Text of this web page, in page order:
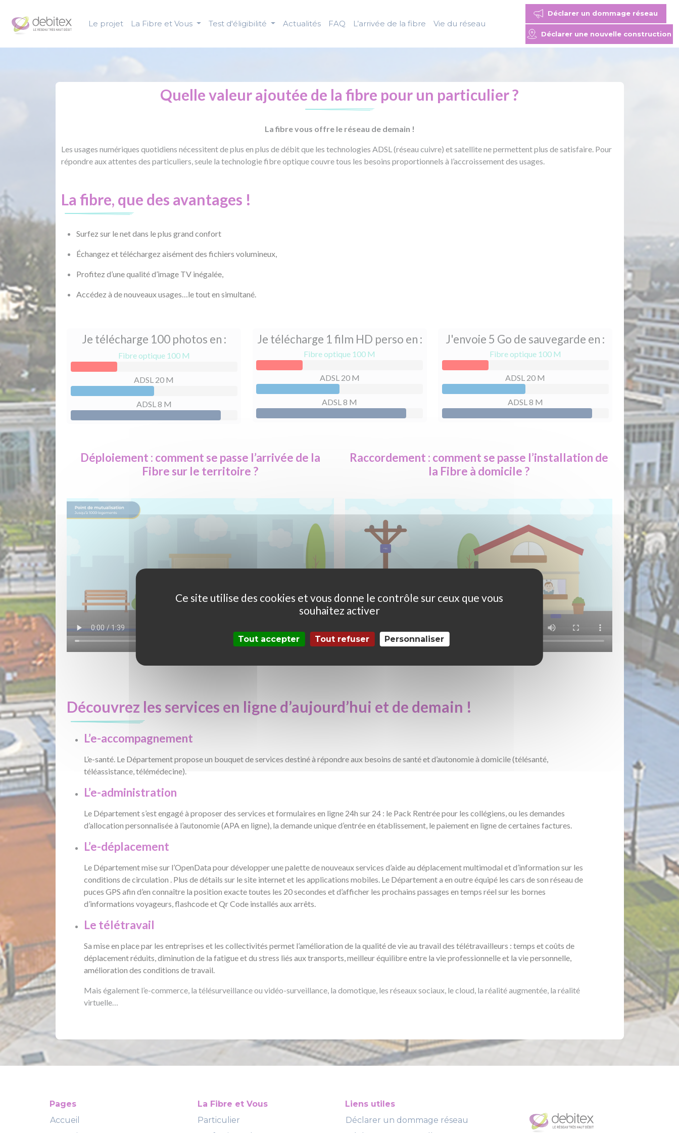
Le projet La Fibre et Vous Test d'éligibilité Actualités FAQ L’arrivée de la fibre Vie du réseau
Déclarer un dommage réseau
Déclarer une nouvelle construction
Quelle valeur ajoutée de la fibre pour un particulier ?
La fibre vous offre le réseau de demain !
Les usages numériques quotidiens nécessitent de plus en plus de débit que les technologies ADSL (réseau cuivre) et satellite ne permettent plus de satisfaire. Pour
répondre aux attentes des particuliers, seule la technologie fibre optique couvre tous les besoins proportionnels à l’accroissement des usages.
La fibre, que des avantages !
Surfez sur le net dans le plus grand confort
Échangez et téléchargez aisément des fichiers volumineux,
Profitez d’une qualité d’image TV inégalée,
Accédez à de nouveaux usages…le tout en simultané.
Je télécharge 100 photos en :
Fibre optique 100 M
ADSL 20 M
ADSL 8 M
Je télécharge 1 film HD perso en :
Fibre optique 100 M
ADSL 20 M
ADSL 8 M
J'envoie 5 Go de sauvegarde en :
Fibre optique 100 M
ADSL 20 M
ADSL 8 M
Déploiement : comment se passe l’arrivée de la
Fibre sur le territoire ?
Raccordement : comment se passe l’installation de
la Fibre à domicile ?
Découvrez les services en ligne d’aujourd’hui et de demain !
L’e-accompagnement
L’e-santé. Le Département propose un bouquet de services destiné à répondre aux besoins de santé et d’autonomie à domicile (télésanté,
téléassistance, télémédecine).
L’e-administration
Le Département s’est engagé à proposer des services et formulaires en ligne 24h sur 24 : le Pack Rentrée pour les collégiens, ou les demandes
d’allocation personnalisée à l’autonomie (APA en ligne), la demande unique d’entrée en établissement, le paiement en ligne de certaines factures.
L’e-déplacement
Le Département mise sur l’OpenData pour développer une palette de nouveaux services d’aide au déplacement multimodal et d’information sur les
conditions de circulation . Plus de détails sur le site internet et les applications mobiles. Le Département a en outre équipé les cars de son réseau de
puces GPS afin d’en connaître la position exacte toutes les 20 secondes et d’afficher les prochains passages en temps réel sur les bornes
d’informations voyageurs, flashcode et Qr Code installés aux arrêts.
Le télétravail
Sa mise en place par les entreprises et les collectivités permet l’amélioration de la qualité de vie au travail des télétravailleurs : temps et coûts de
déplacement réduits, diminution de la fatigue et du stress liés aux transports, meilleur équilibre entre la vie professionnelle et la vie personnelle,
amélioration des conditions de travail.
Mais également l’e-commerce, la télésurveillance ou vidéo-surveillance, la domotique, les réseaux sociaux, le cloud, la réalité augmentée, la réalité
virtuelle…
Pages
Accueil
La Fibre et Vous
Particulier
Liens utiles
Déclarer un dommage réseau
Ce site utilise des cookies et vous donne le contrôle sur ceux que vous
souhaitez activer
Tout accepter Tout refuser Personnaliser